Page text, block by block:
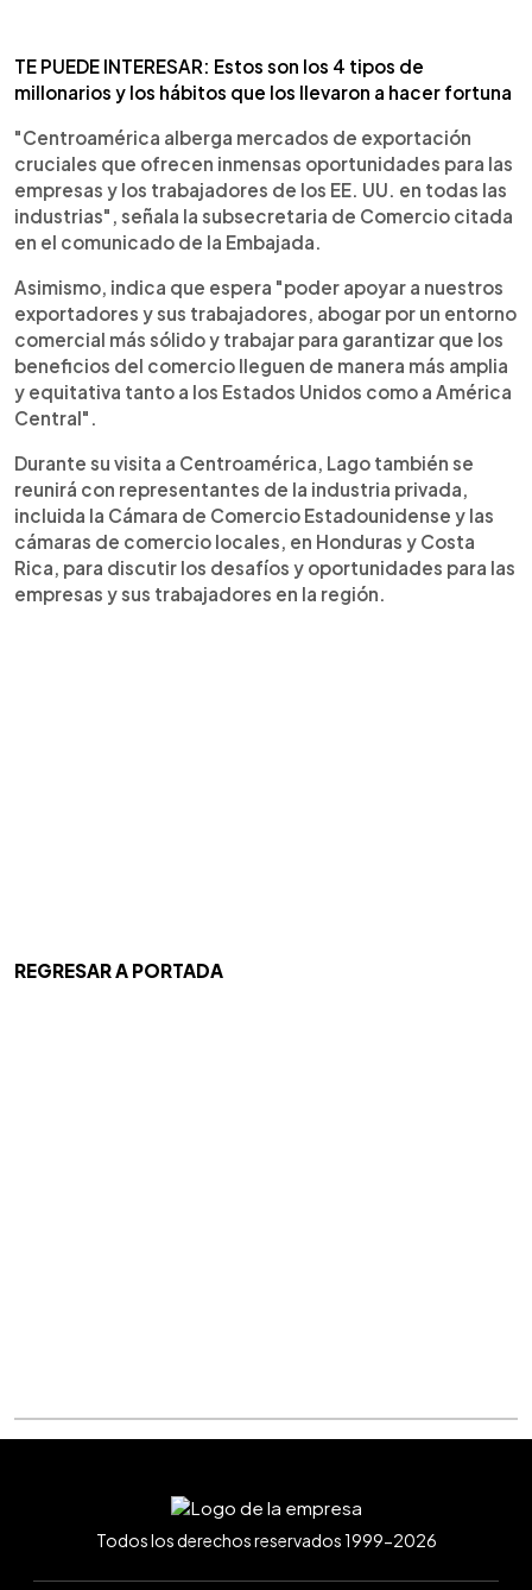
TE PUEDE INTERESAR: Estos son los 4 tipos de
millonarios y los hábitos que los llevaron a hacer fortuna
"Centroamérica alberga mercados de exportación
cruciales que ofrecen inmensas oportunidades para las
empresas y los trabajadores de los EE. UU. en todas las
industrias", señala la subsecretaria de Comercio citada
en el comunicado de la Embajada.
Asimismo, indica que espera "poder apoyar a nuestros
exportadores y sus trabajadores, abogar por un entorno
comercial más sólido y trabajar para garantizar que los
beneficios del comercio lleguen de manera más amplia
y equitativa tanto a los Estados Unidos como a América
Central".
Durante su visita a Centroamérica, Lago también se
reunirá con representantes de la industria privada,
incluida la Cámara de Comercio Estadounidense y las
cámaras de comercio locales, en Honduras y Costa
Rica, para discutir los desafíos y oportunidades para las
empresas y sus trabajadores en la región.
REGRESAR A PORTADA
Todos los derechos reservados 1999-2026